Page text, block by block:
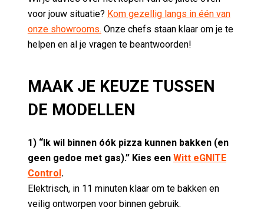
voor jouw situatie? Kom gezellig langs in één van
onze showrooms. Onze chefs staan klaar om je te
helpen en al je vragen te beantwoorden!
MAAK JE KEUZE TUSSEN
DE MODELLEN
1) “Ik wil binnen óók pizza kunnen bakken (en
geen gedoe met gas).” Kies een Witt eGNITE
Control.
Elektrisch, in 11 minuten klaar om te bakken en
veilig ontworpen voor binnen gebruik.